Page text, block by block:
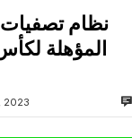
نظام تصفيات
المؤهلة
2023